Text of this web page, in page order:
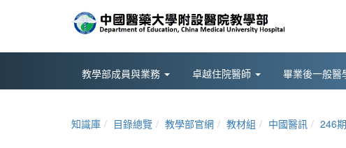
教學部成員與業務 卓越住院醫師 畢業後一般醫
知識庫 目錄總覽 教學部官網 教材組 中國醫訊 246